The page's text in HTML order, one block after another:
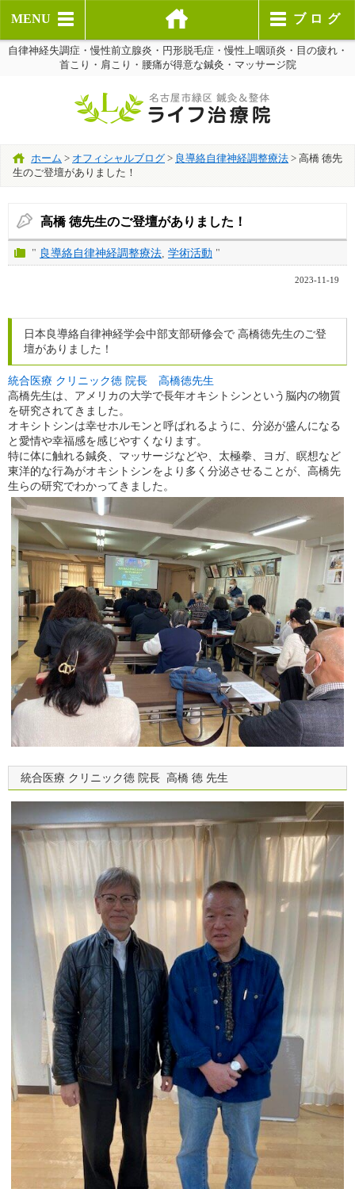
MENU ブログ
自律神経失調症・慢性前立腺炎・円形脱毛症・慢性上咽頭炎・目の疲れ・
首こり・肩こり・腰痛が得意な鍼灸・マッサージ院
ホーム > オフィシャルブログ> 良導絡自律神経調整療法 > 高橋 徳先
生のご登壇がありました！
高橋 徳先生のご登壇がありました！
" 良導絡自律神経調整療法 学術活動 "
2023-11-19
日本良導絡自律神経学会中部支部研修会で 高橋徳先生のご登
壇がありました！
統合医療 クリニック徳 院長 高橋徳先生
高橋先生は、アメリカの大学で長年オキシトシンという脳内の物質
を研究されてきました。
オキシトシンは幸せホルモンと呼ばれるように、分泌が盛んになる
と愛情や幸福感を感じやすくなります。
特に体に触れる鍼灸、マッサージなどや、太極拳、ヨガ、瞑想など
東洋的な行為がオキシトシンをより多く分泌させることが、高橋先
生らの研究でわかってきました。
統合医療 クリニック徳 院長 高橋 徳 先生